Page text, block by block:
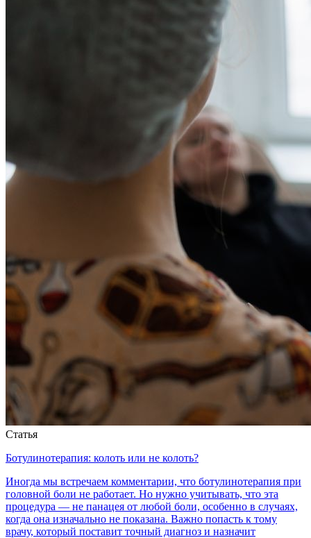
Статья
Ботулинотерапия: колоть или не колоть?
Иногда мы встречаем комментарии, что ботулинотерапия при
головной боли не работает. Но нужно учитывать, что эта
процедура — не панацея от любой боли, особенно в случаях,
когда она изначально не показана. Важно попасть к тому
врачу, который поставит точный диагноз и назначит